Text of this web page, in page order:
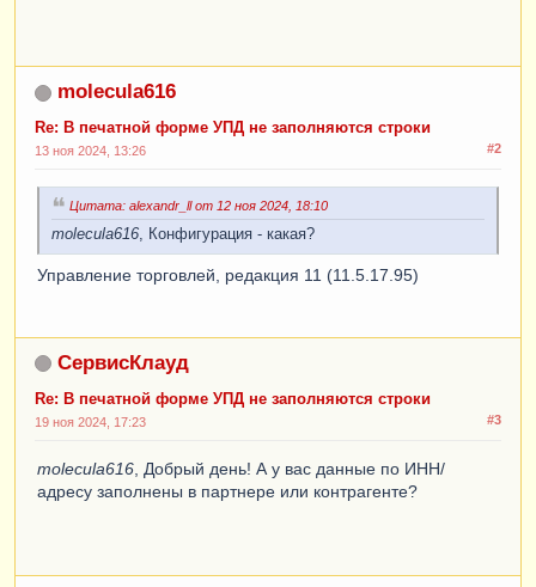
molecula616
Re: В печатной форме УПД не заполняются строки
#2
13 ноя 2024, 13:26
Цитата: alexandr_ll от 12 ноя 2024, 18:10
molecula616 , Конфигурация - какая?
Управление торговлей, редакция 11 (11.5.17.95)
СервисКлауд
Re: В печатной форме УПД не заполняются строки
#3
19 ноя 2024, 17:23
molecula616 , Добрый день! А у вас данные по ИНН/
адресу заполнены в партнере или контрагенте?